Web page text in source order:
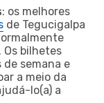
: os melhores
de Tegucigalpa
bilhetes
de semana e
a meio da
lo(a) a